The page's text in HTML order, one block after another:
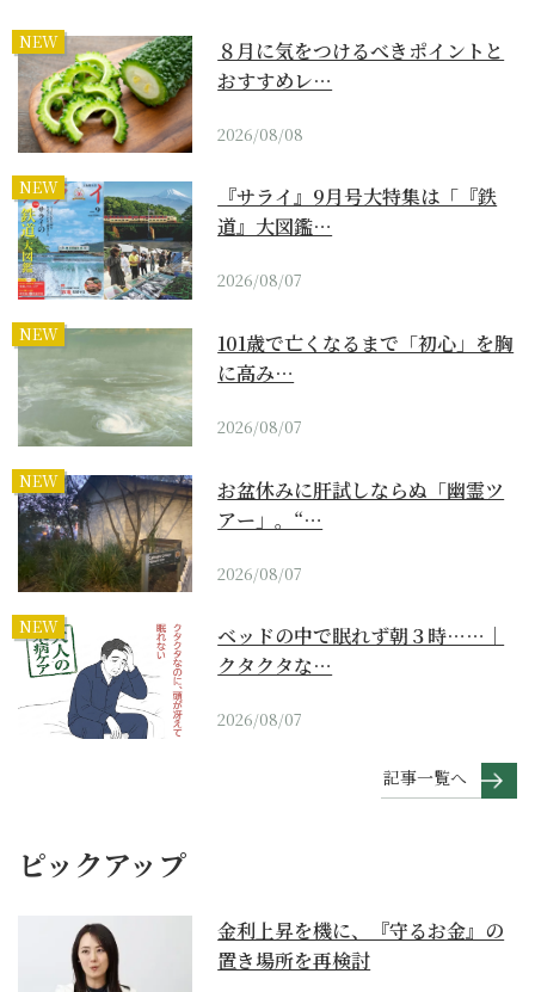
NEW
８月に気をつけるべきポイントと
おすすめレ…
2026/08/08
NEW
『サライ』9月号大特集は「『鉄
道』大図鑑…
2026/08/07
NEW
101歳で亡くなるまで「初心」を胸
に高み…
2026/08/07
NEW
お盆休みに肝試しならぬ「幽霊ツ
アー」。“…
2026/08/07
NEW
ベッドの中で眠れず朝３時……｜
クタクタな…
2026/08/07
記事一覧へ
ピックアップ
金利上昇を機に、『守るお金』の
置き場所を再検討